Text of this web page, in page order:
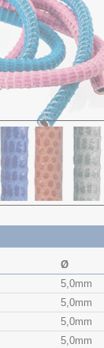
Ø
5,0mm
5,0mm
5,0mm
5,0mm